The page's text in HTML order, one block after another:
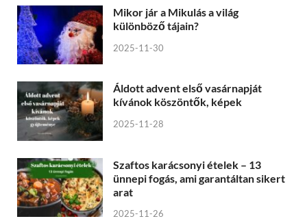
Mikor jár a Mikulás a világ
különböző tájain?
2025-11-30
Áldott advent első vasárnapját
kívánok köszöntők, képek
2025-11-28
Szaftos karácsonyi ételek – 13
ünnepi fogás, ami garantáltan sikert
arat
2025-11-26